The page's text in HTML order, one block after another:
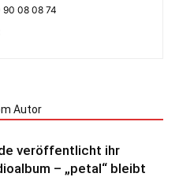
90 08 08 74
Autor
veröffentlicht ihr
– „petal“ bleibt